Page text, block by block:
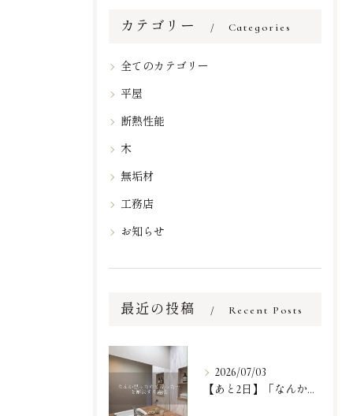
カテゴリー Categories
全てのカテゴリー
平屋
断熱性能
木
無垢材
工務店
お知らせ
最近の投稿 Recent Posts
2026/07/03
【あと2日】「なんか思ったのと違った…」という、一番リアルで...